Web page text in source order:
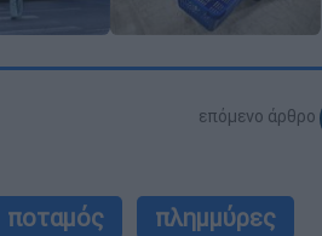
επόμενο άρθρο
ποταμός πλημμύρες